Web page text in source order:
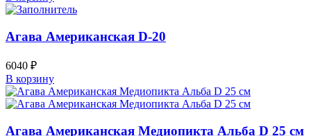
Агава Американская D-20
6040 ₽
В корзину
Агава Американская Медиопикта Альба D 25 см